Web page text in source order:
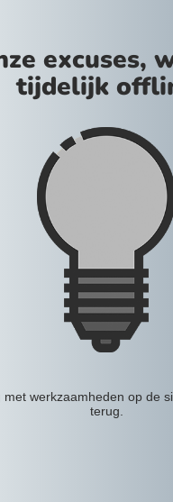
excuses,
tijdelijk
met werkzaamheden op de
terug.